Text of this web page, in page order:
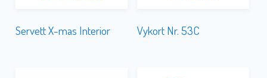
Servett X-mas Interior Vykort Nr. 53C